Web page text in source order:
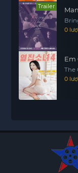
Trailer
0
Em
The
0